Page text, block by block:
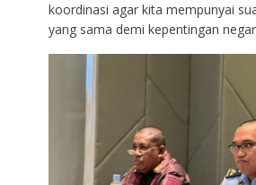
koordinasi agar kita mempunyai
yang sama demi kepentingan